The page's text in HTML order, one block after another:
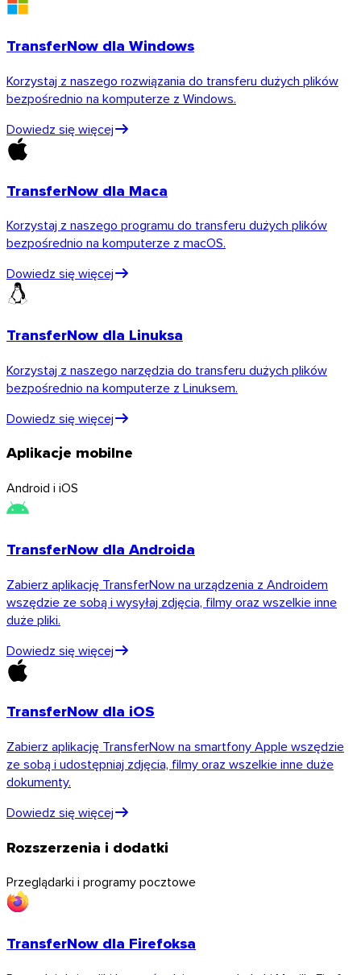
Outlook
Komputer, telefon, przeglądarka i poczta — wszędzie i za
Wszystkie aplikacje
Odkryj API
Dokumentacja API
Wypróbuj API
API TransferNow
Zautomatyzuj swoje transfery — darmowy
TransferNow dla Windows
Korzystaj z naszego rozwiązania do transferu dużych plików
bezpośrednio na komputerze z Windows.
Dowiedz się więcej
TransferNow dla Maca
Korzystaj z naszego programu do transferu dużych plików
bezpośrednio na komputerze z macOS.
Dowiedz się więcej
TransferNow dla Linuksa
Korzystaj z naszego narzędzia do transferu dużych plików
bezpośrednio na komputerze z Linuksem.
Dowiedz się więcej
Aplikacje mobilne
Android i iOS
TransferNow dla Androida
Zabierz aplikację TransferNow na urządzenia z Androidem
wszędzie ze sobą i wysyłaj zdjęcia, filmy oraz wszelkie inne
duże pliki.
Dowiedz się więcej
TransferNow dla iOS
Zabierz aplikację TransferNow na smartfony Apple wszędzie
ze sobą i udostępniaj zdjęcia, filmy oraz wszelkie inne duże
dokumenty.
Dowiedz się więcej
Rozszerzenia i dodatki
Przeglądarki i programy pocztowe
TransferNow dla Firefoksa